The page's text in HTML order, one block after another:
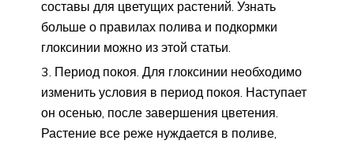
составы для цветущих растений. Узнать
больше о правилах полива и подкормки
глоксинии можно из этой статьи.
Период покоя. Для глоксинии необходимо
изменить условия в период покоя. Наступает
он осенью, после завершения цветения.
Растение все реже нуждается в поливе,